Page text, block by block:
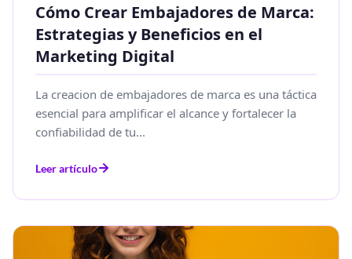
Cómo Crear Embajadores de Marca:
Estrategias y Beneficios en el
Marketing Digital
La creacion de embajadores de marca es una táctica
esencial para amplificar el alcance y fortalecer la
confiabilidad de tu...
Leer artículo